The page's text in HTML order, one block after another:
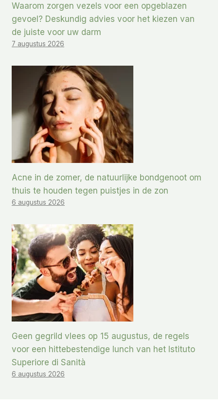
Waarom zorgen vezels voor een opgeblazen
gevoel? Deskundig advies voor het kiezen van
de juiste voor uw darm
7 augustus 2026
Acne in de zomer, de natuurlijke bondgenoot om
thuis te houden tegen puistjes in de zon
6 augustus 2026
Geen gegrild vlees op 15 augustus, de regels
voor een hittebestendige lunch van het Istituto
Superiore di Sanità
6 augustus 2026